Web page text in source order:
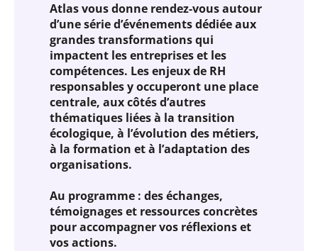
Atlas vous donne rendez-vous autour
d’une série d’événements dédiée aux
grandes transformations qui
impactent les entreprises et les
compétences. Les enjeux de RH
responsables y occuperont une place
centrale, aux côtés d’autres
thématiques liées à la transition
écologique, à l’évolution des métiers,
à la formation et à l’adaptation des
organisations.
Au programme : des échanges,
témoignages et ressources concrètes
pour accompagner vos réflexions et
vos actions.